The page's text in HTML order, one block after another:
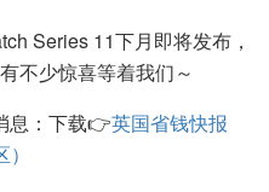
Series 11下月即将发布，
不少惊喜等着我们～
： 下载👉英国省钱快报